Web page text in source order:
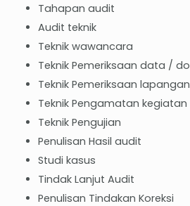
Tahapan audit
Audit teknik
Teknik wawancara
Teknik Pemeriksaan data /
Teknik Pemeriksaan lapangan
Teknik Pengamatan kegiatan
Teknik Pengujian
Penulisan Hasil audit
Studi kasus
Tindak Lanjut Audit
Penulisan Tindakan Koreksi